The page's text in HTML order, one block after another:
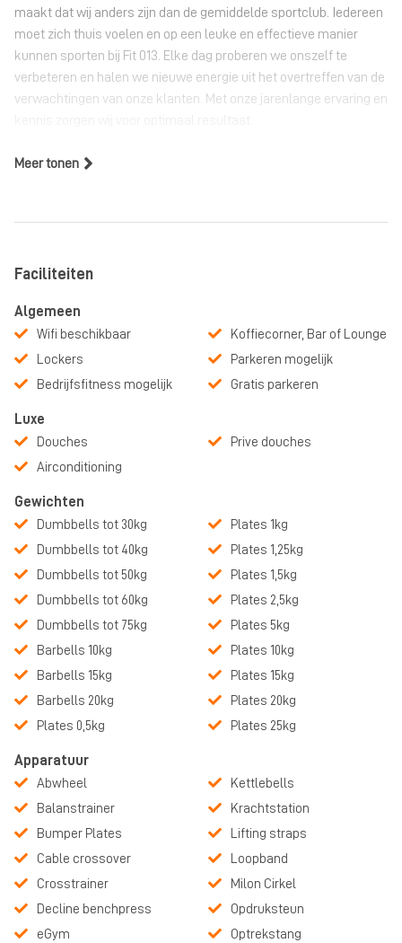
maakt dat wij anders zijn dan de gemiddelde sportclub. Iedereen
moet zich thuis voelen en op een leuke en effectieve manier
kunnen sporten bij Fit 013. Elke dag proberen we onszelf te
verbeteren en halen we nieuwe energie uit het overtreffen van de
verwachtingen van onze klanten. Met onze jarenlange ervaring en
Meer tonen
Faciliteiten
Algemeen
Wifi beschikbaar
Lockers
Bedrijfsfitness mogelijk
Koffiecorner, Bar of Lounge
Parkeren mogelijk
Gratis parkeren
Luxe
Douches
Airconditioning
Prive douches
Gewichten
Dumbbells tot 30kg
Dumbbells tot 40kg
Dumbbells tot 50kg
Dumbbells tot 60kg
Dumbbells tot 75kg
Barbells 10kg
Barbells 15kg
Barbells 20kg
Plates 0,5kg
Plates 1kg
Plates 1,25kg
Plates 1,5kg
Plates 2,5kg
Plates 5kg
Plates 10kg
Plates 15kg
Plates 20kg
Plates 25kg
Apparatuur
Abwheel
Balanstrainer
Bumper Plates
Cable crossover
Crosstrainer
Decline benchpress
eGym
Kettlebells
Krachtstation
Lifting straps
Loopband
Milon Cirkel
Opdruksteun
Optrekstang